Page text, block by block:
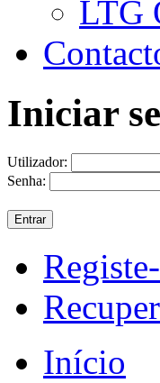
LTG
Iniciar
Utilizador:
Senha:
Início